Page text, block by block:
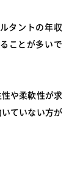
タントの年収
ことが多いで
や柔軟性が求
ていない方が